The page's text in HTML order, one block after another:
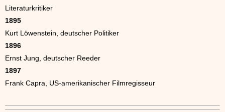
Literaturkritiker
1895
Kurt Löwenstein, deutscher Politiker
1896
Ernst Jung, deutscher Reeder
1897
Frank Capra, US-amerikanischer Filmregisseur